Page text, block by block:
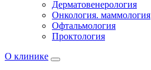
Дерматовенерология
Онкология. маммология
Офтальмология
Проктология
О клинике